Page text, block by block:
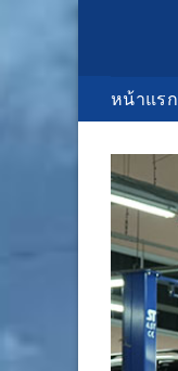
หน้าแรก